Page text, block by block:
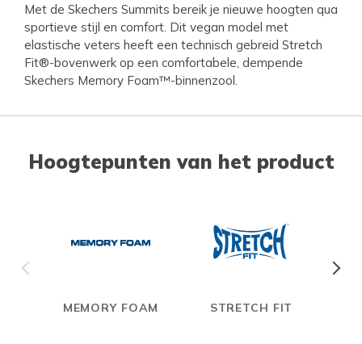
Met de Skechers Summits bereik je nieuwe hoogten qua
sportieve stijl en comfort. Dit vegan model met
elastische veters heeft een technisch gebreid Stretch
Fit®-bovenwerk op een comfortabele, dempende
Skechers Memory Foam™-binnenzool.
Hoogtepunten van het product
MEMORY FOAM
STRETCH FIT